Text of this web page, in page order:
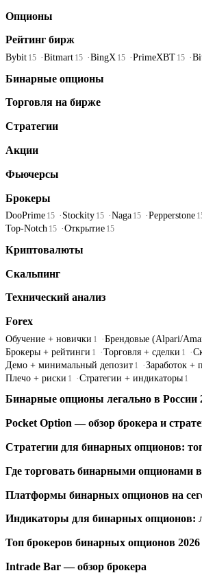
Опционы
Рейтинг бирж
Bybit 15 Bitmart 15 BingX 15 PrimeXBT 15
Бинарные опционы
Торговля на бирже
Стратегии
Акции
Фьючерсы
Брокеры
DooPrime 15 Stockity 15 Naga 15 Pepperstone
Top-Notch 15 Открытие 15
Криптовалюты
Скальпинг
Технический анализ
Forex
Обучение + новички 1 Брендовые (Alpari/
Брокеры + рейтинги 1 Торговля + сделки 1
Демо + минимальный депозит 1 Заработок +
Плечо + риски 1 Стратегии + индикаторы 1
Бинарные опционы легально в России
Pocket Option — обзор брокера и
Стратегии для бинарных опционов:
Где торговать бинарными опционами
Платформы бинарных опционов на
Индикаторы для бинарных опционов:
Топ брокеров бинарных опционов 2026
Intrade Bar — обзор брокера